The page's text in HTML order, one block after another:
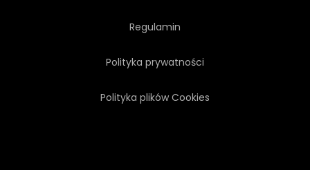
Regulamin
Polityka prywatności
Polityka plików Cookies